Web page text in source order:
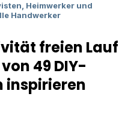
Heimwerker und
Handwerker
freien Lauf
49 DIY-
inspirieren